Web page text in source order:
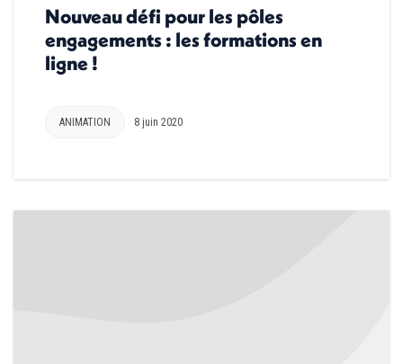
Nouveau défi pour les pôles
engagements : les formations en
ligne !
ANIMATION 8 juin 2020